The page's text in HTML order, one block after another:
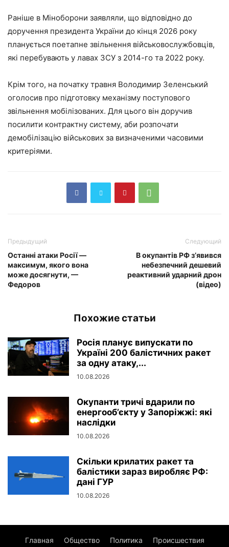
Раніше в Міноборони заявляли, що відповідно до
доручення президента України до кінця 2026 року
планується поетапне звільнення військовослужбовців,
які перебувають у лавах ЗСУ з 2014-го та 2022 року.
Крім того, на початку травня Володимир Зеленський
оголосив про підготовку механізму поступового
звільнення мобілізованих. Для цього він доручив
посилити контрактну систему, аби розпочати
демобілізацію військових за визначеними часовими
критеріями.
Предыдущий
Останні атаки Росії —
максимум, якого вона
може досягнути, —
Федоров
Следующий
В окупантів РФ з’явився
небезпечний дешевий
реактивний ударний дрон
(відео)
Похожие статьи
Росія планує випускати по
Україні 200 балістичних ракет
за одну атаку,...
10.08.2026
Окупанти тричі вдарили по
енергооб’єкту у Запоріжжі: які
наслідки
10.08.2026
Скільки крилатих ракет та
балістики зараз виробляє РФ:
дані ГУР
10.08.2026
Главная Общество Политика Происшествия